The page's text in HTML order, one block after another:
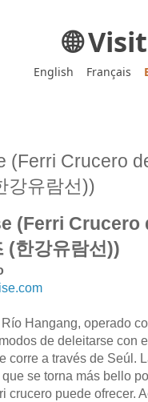
🌐
English Français
(Ferri Crucero
강유람선))
(Ferri Crucero
(한강유람선))
Hangang, operado
de deleitarse con
corre a través de Seúl.
se torna más bello
crucero puede ofrecer.